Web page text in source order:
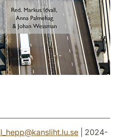
@kansliht.lu.se | 2024-